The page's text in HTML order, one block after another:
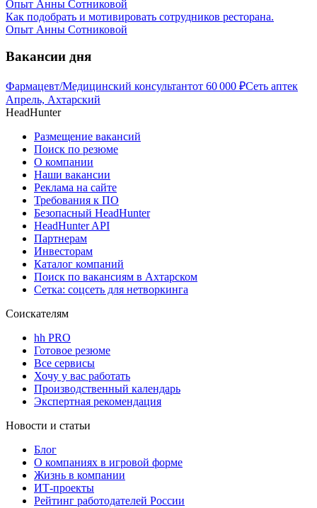
Как подобрать и мотивировать сотрудников ресторана.
Опыт Анны Сотниковой
Вакансии дня
Фармацевт/Медицинский консультантот 60 000 ₽Сеть аптек
Апрель, Ахтарский
HeadHunter
Размещение вакансий
Поиск по резюме
О компании
Наши вакансии
Реклама на сайте
Требования к ПО
Безопасный HeadHunter
HeadHunter API
Партнерам
Инвесторам
Каталог компаний
Поиск по вакансиям в Ахтарском
Сетка: соцсеть для нетворкинга
Соискателям
hh PRO
Готовое резюме
Все сервисы
Хочу у вас работать
Производственный календарь
Экспертная рекомендация
Новости и статьи
Блог
О компаниях в игровой форме
Жизнь в компании
ИТ-проекты
Рейтинг работодателей России